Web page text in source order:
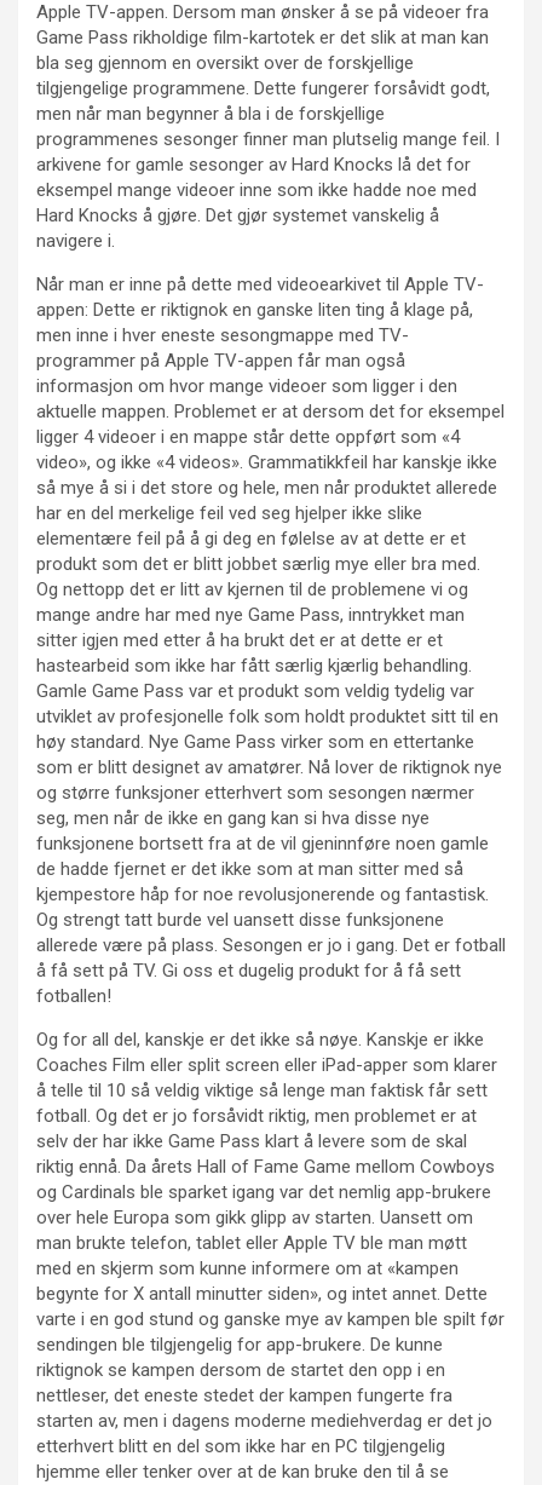
Apple TV-appen. Dersom man ønsker å se på videoer fra
Game Pass rikholdige film-kartotek er det slik at man kan
bla seg gjennom en oversikt over de forskjellige
tilgjengelige programmene. Dette fungerer forsåvidt godt,
men når man begynner å bla i de forskjellige
programmenes sesonger finner man plutselig mange feil. I
arkivene for gamle sesonger av Hard Knocks lå det for
eksempel mange videoer inne som ikke hadde noe med
Hard Knocks å gjøre. Det gjør systemet vanskelig å
navigere i.
Når man er inne på dette med videoearkivet til Apple TV-
appen: Dette er riktignok en ganske liten ting å klage på,
men inne i hver eneste sesongmappe med TV-
programmer på Apple TV-appen får man også
informasjon om hvor mange videoer som ligger i den
aktuelle mappen. Problemet er at dersom det for eksempel
ligger 4 videoer i en mappe står dette oppført som «4
video», og ikke «4 videos». Grammatikkfeil har kanskje ikke
så mye å si i det store og hele, men når produktet allerede
har en del merkelige feil ved seg hjelper ikke slike
elementære feil på å gi deg en følelse av at dette er et
produkt som det er blitt jobbet særlig mye eller bra med.
Og nettopp det er litt av kjernen til de problemene vi og
mange andre har med nye Game Pass, inntrykket man
sitter igjen med etter å ha brukt det er at dette er et
hastearbeid som ikke har fått særlig kjærlig behandling.
Gamle Game Pass var et produkt som veldig tydelig var
utviklet av profesjonelle folk som holdt produktet sitt til en
høy standard. Nye Game Pass virker som en ettertanke
som er blitt designet av amatører. Nå lover de riktignok nye
og større funksjoner etterhvert som sesongen nærmer
seg, men når de ikke en gang kan si hva disse nye
funksjonene bortsett fra at de vil gjeninnføre noen gamle
de hadde fjernet er det ikke som at man sitter med så
kjempestore håp for noe revolusjonerende og fantastisk.
Og strengt tatt burde vel uansett disse funksjonene
allerede være på plass. Sesongen er jo i gang. Det er fotball
å få sett på TV. Gi oss et dugelig produkt for å få sett
fotballen!
Og for all del, kanskje er det ikke så nøye. Kanskje er ikke
Coaches Film eller split screen eller iPad-apper som klarer
å telle til 10 så veldig viktige så lenge man faktisk får sett
fotball. Og det er jo forsåvidt riktig, men problemet er at
selv der har ikke Game Pass klart å levere som de skal
riktig ennå. Da årets Hall of Fame Game mellom Cowboys
og Cardinals ble sparket igang var det nemlig app-brukere
over hele Europa som gikk glipp av starten. Uansett om
man brukte telefon, tablet eller Apple TV ble man møtt
med en skjerm som kunne informere om at «kampen
begynte for X antall minutter siden», og intet annet. Dette
varte i en god stund og ganske mye av kampen ble spilt før
sendingen ble tilgjengelig for app-brukere. De kunne
riktignok se kampen dersom de startet den opp i en
nettleser, det eneste stedet der kampen fungerte fra
starten av, men i dagens moderne mediehverdag er det jo
etterhvert blitt en del som ikke har en PC tilgjengelig
hjemme eller tenker over at de kan bruke den til å se